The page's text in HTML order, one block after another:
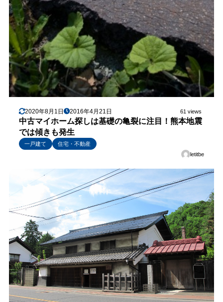
2020年8月1日 2016年4月21日 61 views
中古マイホーム探しは基礎の亀裂に注目！熊本地震
では傾きも発生
一戸建て
住宅・不動産
letitbe